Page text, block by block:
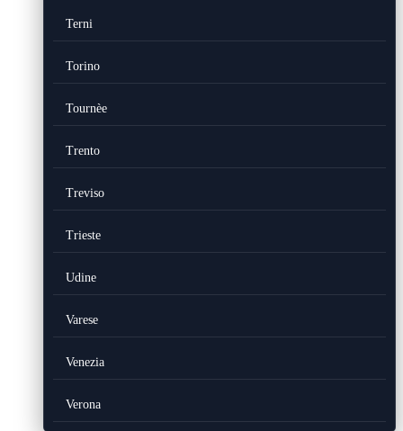
Terni
Torino
Tournèe
Trento
Treviso
Trieste
Udine
Varese
Venezia
Verona